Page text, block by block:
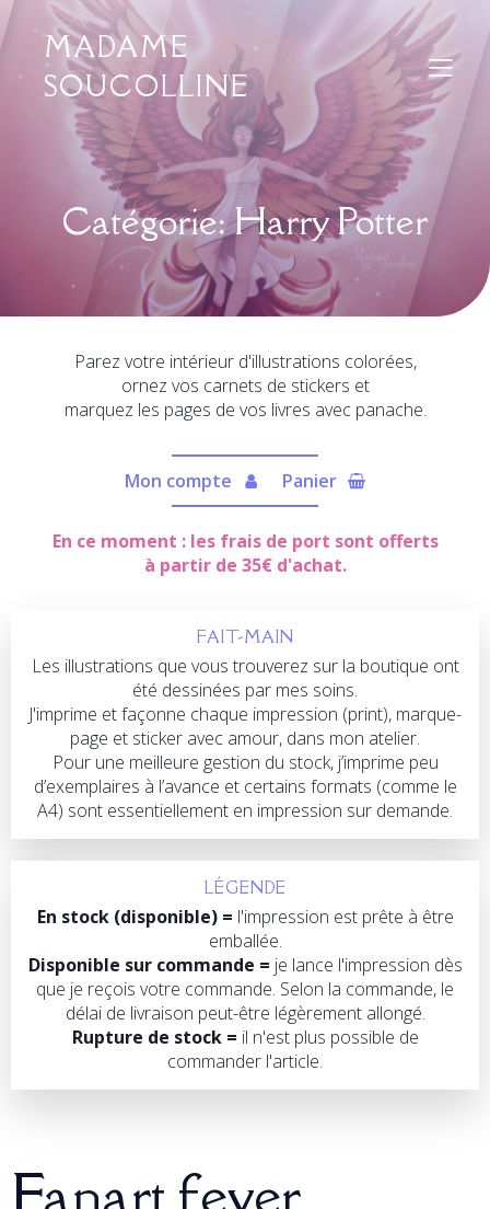
MADAME
SOUCOLLINE
Catégorie: Harry Potter
Parez votre intérieur d'illustrations colorées,
ornez vos carnets de stickers et
marquez les pages de vos livres avec panache.
Mon compte Panier
En ce moment : les frais de port sont offerts
à partir de 35€ d'achat.
FAIT-MAIN
Les illustrations que vous trouverez sur la boutique ont
été dessinées par mes soins.
J'imprime et façonne chaque impression (print), marque-
page et sticker avec amour, dans mon atelier.
Pour une meilleure gestion du stock, j’imprime peu
d’exemplaires à l’avance et certains formats (comme le
A4) sont essentiellement en impression sur demande.
LÉGENDE
En stock (disponible) = l'impression est prête à être
emballée.
Disponible sur commande = je lance l'impression dès
que je reçois votre commande. Selon la commande, le
délai de livraison peut-être légèrement allongé.
Rupture de stock = il n'est plus possible de
commander l'article.